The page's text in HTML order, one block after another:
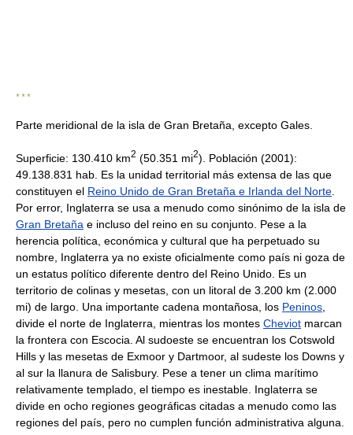
* * *
Parte meridional de la isla de Gran Bretaña, excepto Gales.
Superficie: 130.410 km2 (50.351 mi2). Población (2001):
49.138.831 hab. Es la unidad territorial más extensa de las que
constituyen el Reino Unido de Gran Bretaña e Irlanda del Norte
Por error, Inglaterra se usa a menudo como sinónimo de la isla de
Gran Bretaña e incluso del reino en su conjunto. Pese a la
herencia política, económica y cultural que ha perpetuado su
nombre, Inglaterra ya no existe oficialmente como país ni goza de
un estatus político diferente dentro del Reino Unido. Es un
territorio de colinas y mesetas, con un litoral de 3.200 km (2.000
mi) de largo. Una importante cadena montañosa, los Peninos
divide el norte de Inglaterra, mientras los montes Cheviot marcan
la frontera con Escocia. Al sudoeste se encuentran los Cotswold
Hills y las mesetas de Exmoor y Dartmoor, al sudeste los Downs y
al sur la llanura de Salisbury. Pese a tener un clima marítimo
relativamente templado, el tiempo es inestable. Inglaterra se
divide en ocho regiones geográficas citadas a menudo como las
regiones del país, pero no cumplen función administrativa alguna.